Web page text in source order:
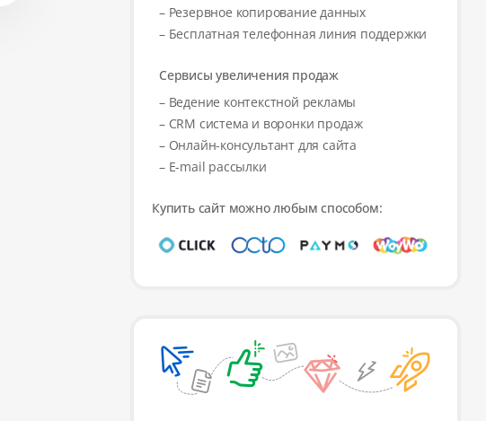
– Резервное копирование данных
– Бесплатная телефонная линия поддержки
Сервисы увеличения продаж
– Ведение контекстной рекламы
– CRM система и воронки продаж
– Онлайн-консультант для сайта
– E-mail рассылки
Купить сайт можно любым способом: